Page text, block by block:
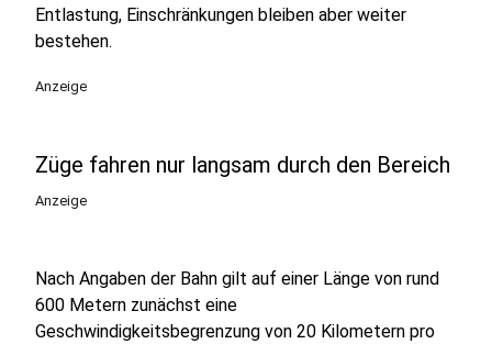
Entlastung, Einschränkungen bleiben aber weiter
bestehen.
Anzeige
Züge fahren nur langsam durch den Bereich
Anzeige
Nach Angaben der Bahn gilt auf einer Länge von rund
600 Metern zunächst eine
Geschwindigkeitsbegrenzung von 20 Kilometern pro